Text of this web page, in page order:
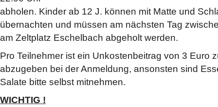
abholen. Kinder ab 12 J. können mit Matte und
übernachten und müssen am nächsten Tag
am Zeltplatz Eschelbach abgeholt werden.
Pro Teilnehmer ist ein Unkostenbeitrag von 3 Euro
abzugeben bei der Anmeldung, ansonsten sind
Salate bitte selbst mitnehmen.
WICHTIG !